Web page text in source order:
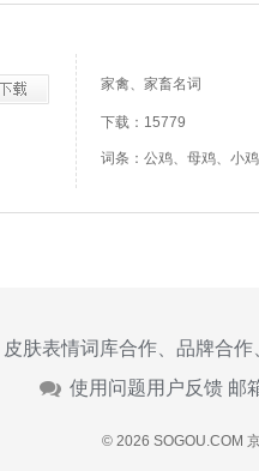
家禽、家畜名词
下载：15779
词条：公鸡、母鸡、小
皮肤表情词库合作、品牌合
使用问题用户反馈 邮
© 2026 SOGOU.COM